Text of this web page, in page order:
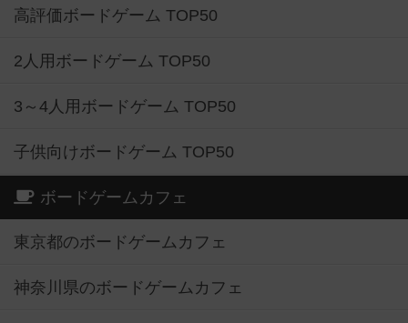
高評価ボードゲーム TOP50
2人用ボードゲーム TOP50
3～4人用ボードゲーム TOP50
子供向けボードゲーム TOP50
ボードゲームカフェ
東京都のボードゲームカフェ
神奈川県のボードゲームカフェ